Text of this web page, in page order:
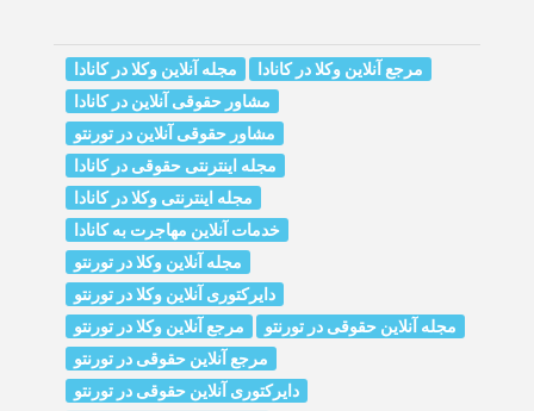
مجله آنلاین وکلا در کانادا
مرجع آنلاین وکلا در کانادا
مشاور حقوقی آنلاین در کانادا
مشاور حقوقی آنلاین در تورنتو
مجله اینترنتی حقوقی در کانادا
مجله اینترنتی وکلا در کانادا
خدمات آنلاین مهاجرت به کانادا
مجله آنلاین وکلا در تورنتو
دایرکتوری آنلاین وکلا در تورنتو
مرجع آنلاین وکلا در تورنتو
مجله آنلاین حقوقی در تورنتو
مرجع آنلاین حقوقی در تورنتو
دایرکتوری آنلاین حقوقی در تورنتو